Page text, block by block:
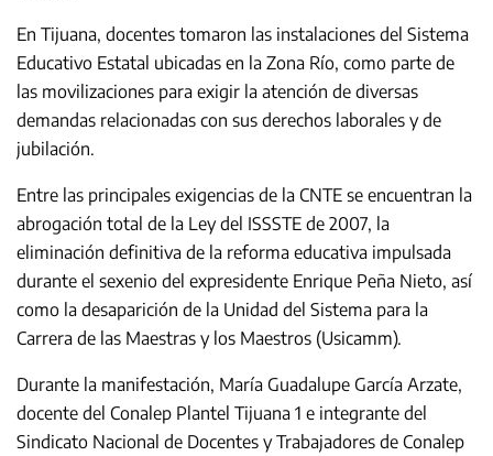
En Tijuana, docentes tomaron las instalaciones del Sistema
Educativo Estatal ubicadas en la Zona Río, como parte de
las movilizaciones para exigir la atención de diversas
demandas relacionadas con sus derechos laborales y de
jubilación.
Entre las principales exigencias de la CNTE se encuentran la
abrogación total de la Ley del ISSSTE de 2007, la
eliminación definitiva de la reforma educativa impulsada
durante el sexenio del expresidente Enrique Peña Nieto, así
como la desaparición de la Unidad del Sistema para la
Carrera de las Maestras y los Maestros (Usicamm).
Durante la manifestación, María Guadalupe García Arzate,
docente del Conalep Plantel Tijuana 1 e integrante del
Sindicato Nacional de Docentes y Trabajadores de Conalep